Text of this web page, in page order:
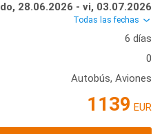
do, 28.06.2026 - vi, 03.07.2026
Todas las fechas
6 días
0
Autobús, Aviones
1139 EUR